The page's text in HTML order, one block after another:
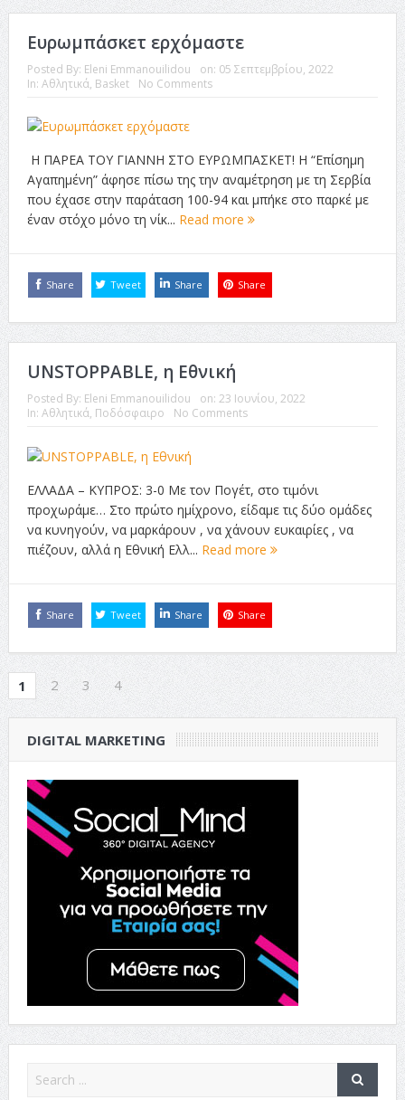
Ευρωμπάσκετ ερχόμαστε
Posted By: Eleni Emmanouilidou on: 05 Σεπτεμβρίου, 2022
In: Αθλητικά, Βasket No Comments
Η ΠΑΡΕΑ ΤΟΥ ΓΙΑΝΝΗ ΣΤΟ ΕΥΡΩΜΠΑΣΚΕΤ! Η “Επίσημη
Αγαπημένη” άφησε πίσω της την αναμέτρηση με τη Σερβία
που έχασε στην παράταση 100-94 και μπήκε στο παρκέ με
έναν στόχο μόνο τη νίκ... Read more
Share Tweet Share Share
UNSTOPPABLE, η Εθνική
Posted By: Eleni Emmanouilidou on: 23 Ιουνίου, 2022
In: Αθλητικά, Ποδόσφαιρο No Comments
ΕΛΛΑΔΑ – ΚΥΠΡΟΣ: 3-0 Με τον Πογέτ, στο τιμόνι
προχωράμε… Στο πρώτο ημίχρονο, είδαμε τις δύο ομάδες
να κυνηγούν, να μαρκάρουν , να χάνουν ευκαιρίες , να
πιέζουν, αλλά η Εθνική Ελλ... Read more
Share Tweet Share Share
1 2 3 4
DIGITAL MARKETING